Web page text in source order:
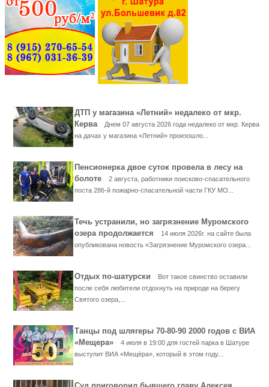
ДТП у магазина «Летний» недалеко от мкр.
Керва
Днем 07 августа 2026 года недалеко от мкр. Керва
на дачах у магазина «Летний» произошло...
Пенсионерка двое суток провела в лесу на
болоте
2 августа, работники поисково-спасательного
поста 286-й пожарно-спасательной части ГКУ МО...
Течь устранили, но загрязнение Муромского
озера продолжается
14 июля 2026г. на сайте была
опубликована новость «Загрязнение Муромского озера...
Отдых по-шатурски
Вот такое свинство оставили
после себя любители отдохнуть на природе на берегу
Святого озера,...
Танцы под шлягеры 70-80-90 2000 годов с ВИА
«Мещера»
4 июля в 19:00 для гостей парка в Шатуре
выступит ВИА «Мещёра», который в этом году...